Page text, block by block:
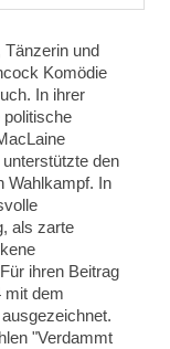
und
Komödie
In ihrer
politische
den
Wahlkampf. In
als zarte
ihren Beitrag
mit dem
"Verdammt